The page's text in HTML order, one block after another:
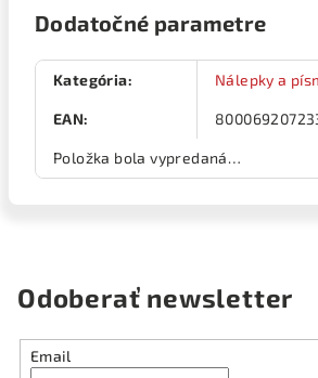
Dodatočné parametre
Kategória: Nálepky a
EAN:
Položka bola vypredaná…
Odoberať newsletter
Email